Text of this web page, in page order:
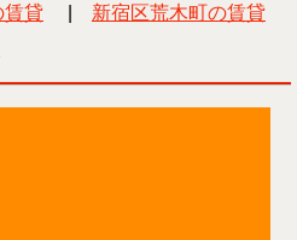
賃貸 新宿区荒木町の賃貸